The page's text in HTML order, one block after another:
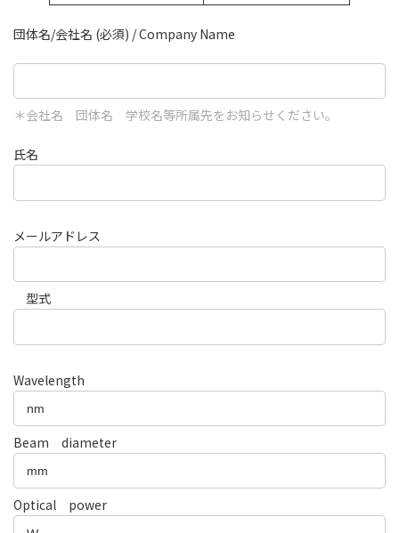
団体名/会社名 (必須) / Company Name
＊会社名 団体名 学校名等所属先をお知らせください。
氏名
メールアドレス
型式
Wavelength
Beam diameter
Optical power